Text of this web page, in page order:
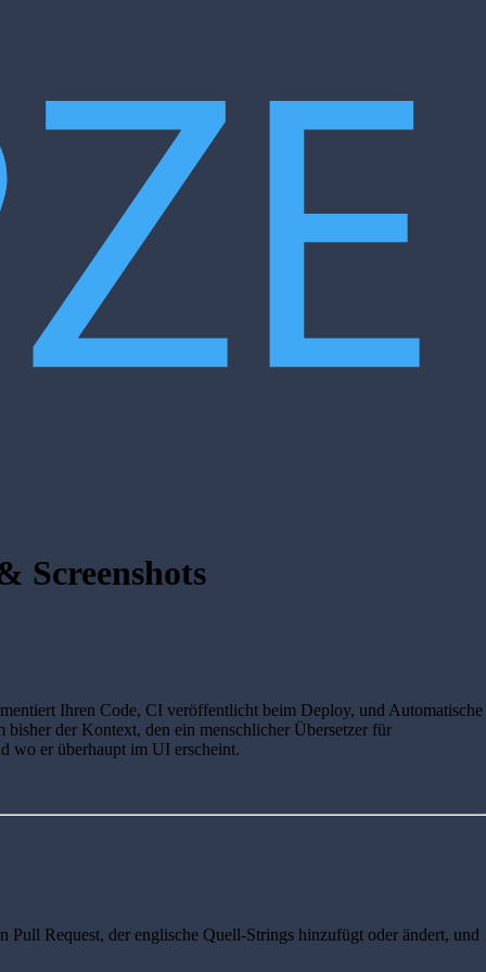
Screenshots
Ihren Code, CI veröffentlicht beim Deploy, und Automatische
der Kontext, den ein menschlicher Übersetzer für
wo er überhaupt im UI erscheint.
Pull Request, der englische Quell-Strings hinzufügt oder ändert, und